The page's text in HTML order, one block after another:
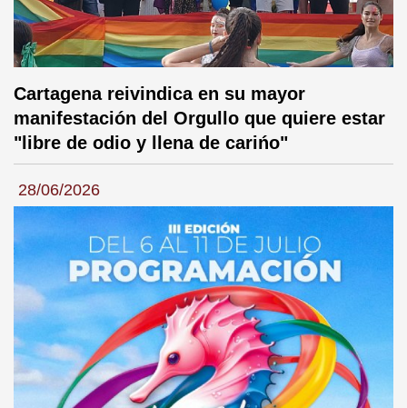
Cartagena reivindica en su mayor
manifestación del Orgullo que quiere estar
"libre de odio y llena de carińo"
28/06/2026